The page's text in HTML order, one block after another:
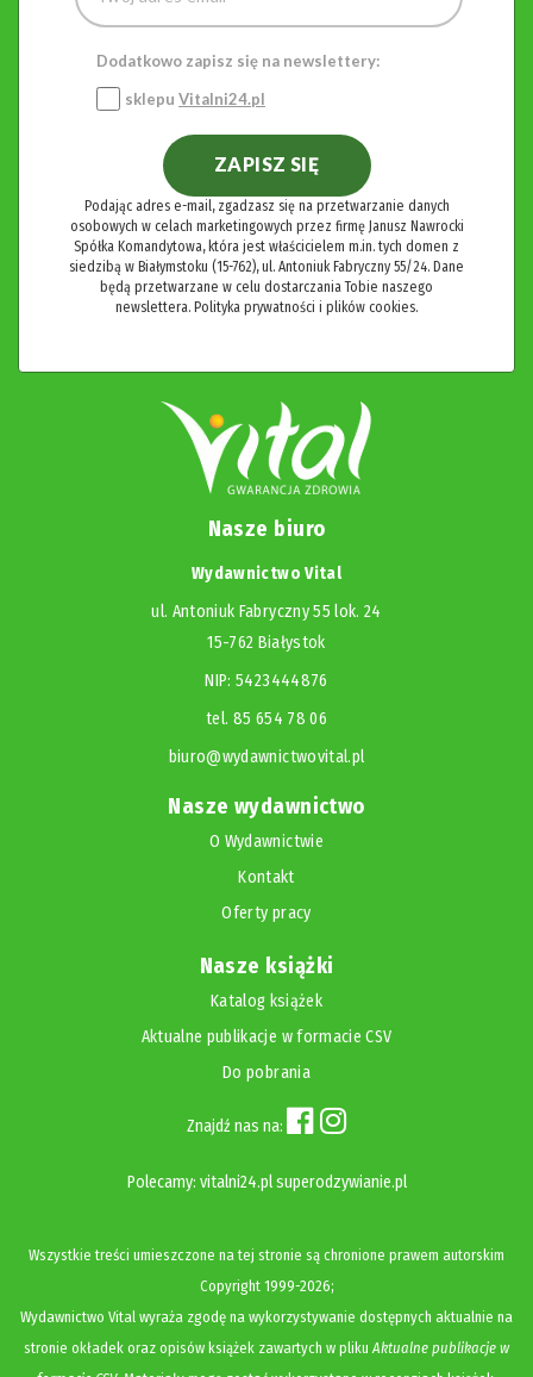
Dodatkowo zapisz się na newslettery:
sklepu Vitalni24.pl
ZAPISZ SIĘ
Podając adres e-mail, zgadzasz się na przetwarzanie danych
osobowych w celach marketingowych przez firmę Janusz Nawrocki
Spółka Komandytowa, która jest właścicielem m.in. tych domen z
siedzibą w Białymstoku (15-762), ul. Antoniuk Fabryczny 55/24. Dane
będą przetwarzane w celu dostarczania Tobie naszego
newslettera. Polityka prywatności i plików cookies.
Nasze biuro
Wydawnictwo Vital
ul. Antoniuk Fabryczny 55 lok. 24
15-762 Białystok
NIP: 5423444876
tel. 85 654 78 06
biuro@wydawnictwovital.pl
Nasze wydawnictwo
O Wydawnictwie
Kontakt
Oferty pracy
Nasze książki
Katalog książek
Aktualne publikacje w formacie CSV
Do pobrania
Znajdź nas na:
Polecamy: vitalni24.pl superodzywianie.pl
Wszystkie treści umieszczone na tej stronie są chronione prawem autorskim
Copyright1999-2026;
Wydawnictwo Vital wyraża zgodę na wykorzystywanie dostępnych aktualnie na
stronie okładek oraz opisów książek zawartych w plikuAktualne publikacje w